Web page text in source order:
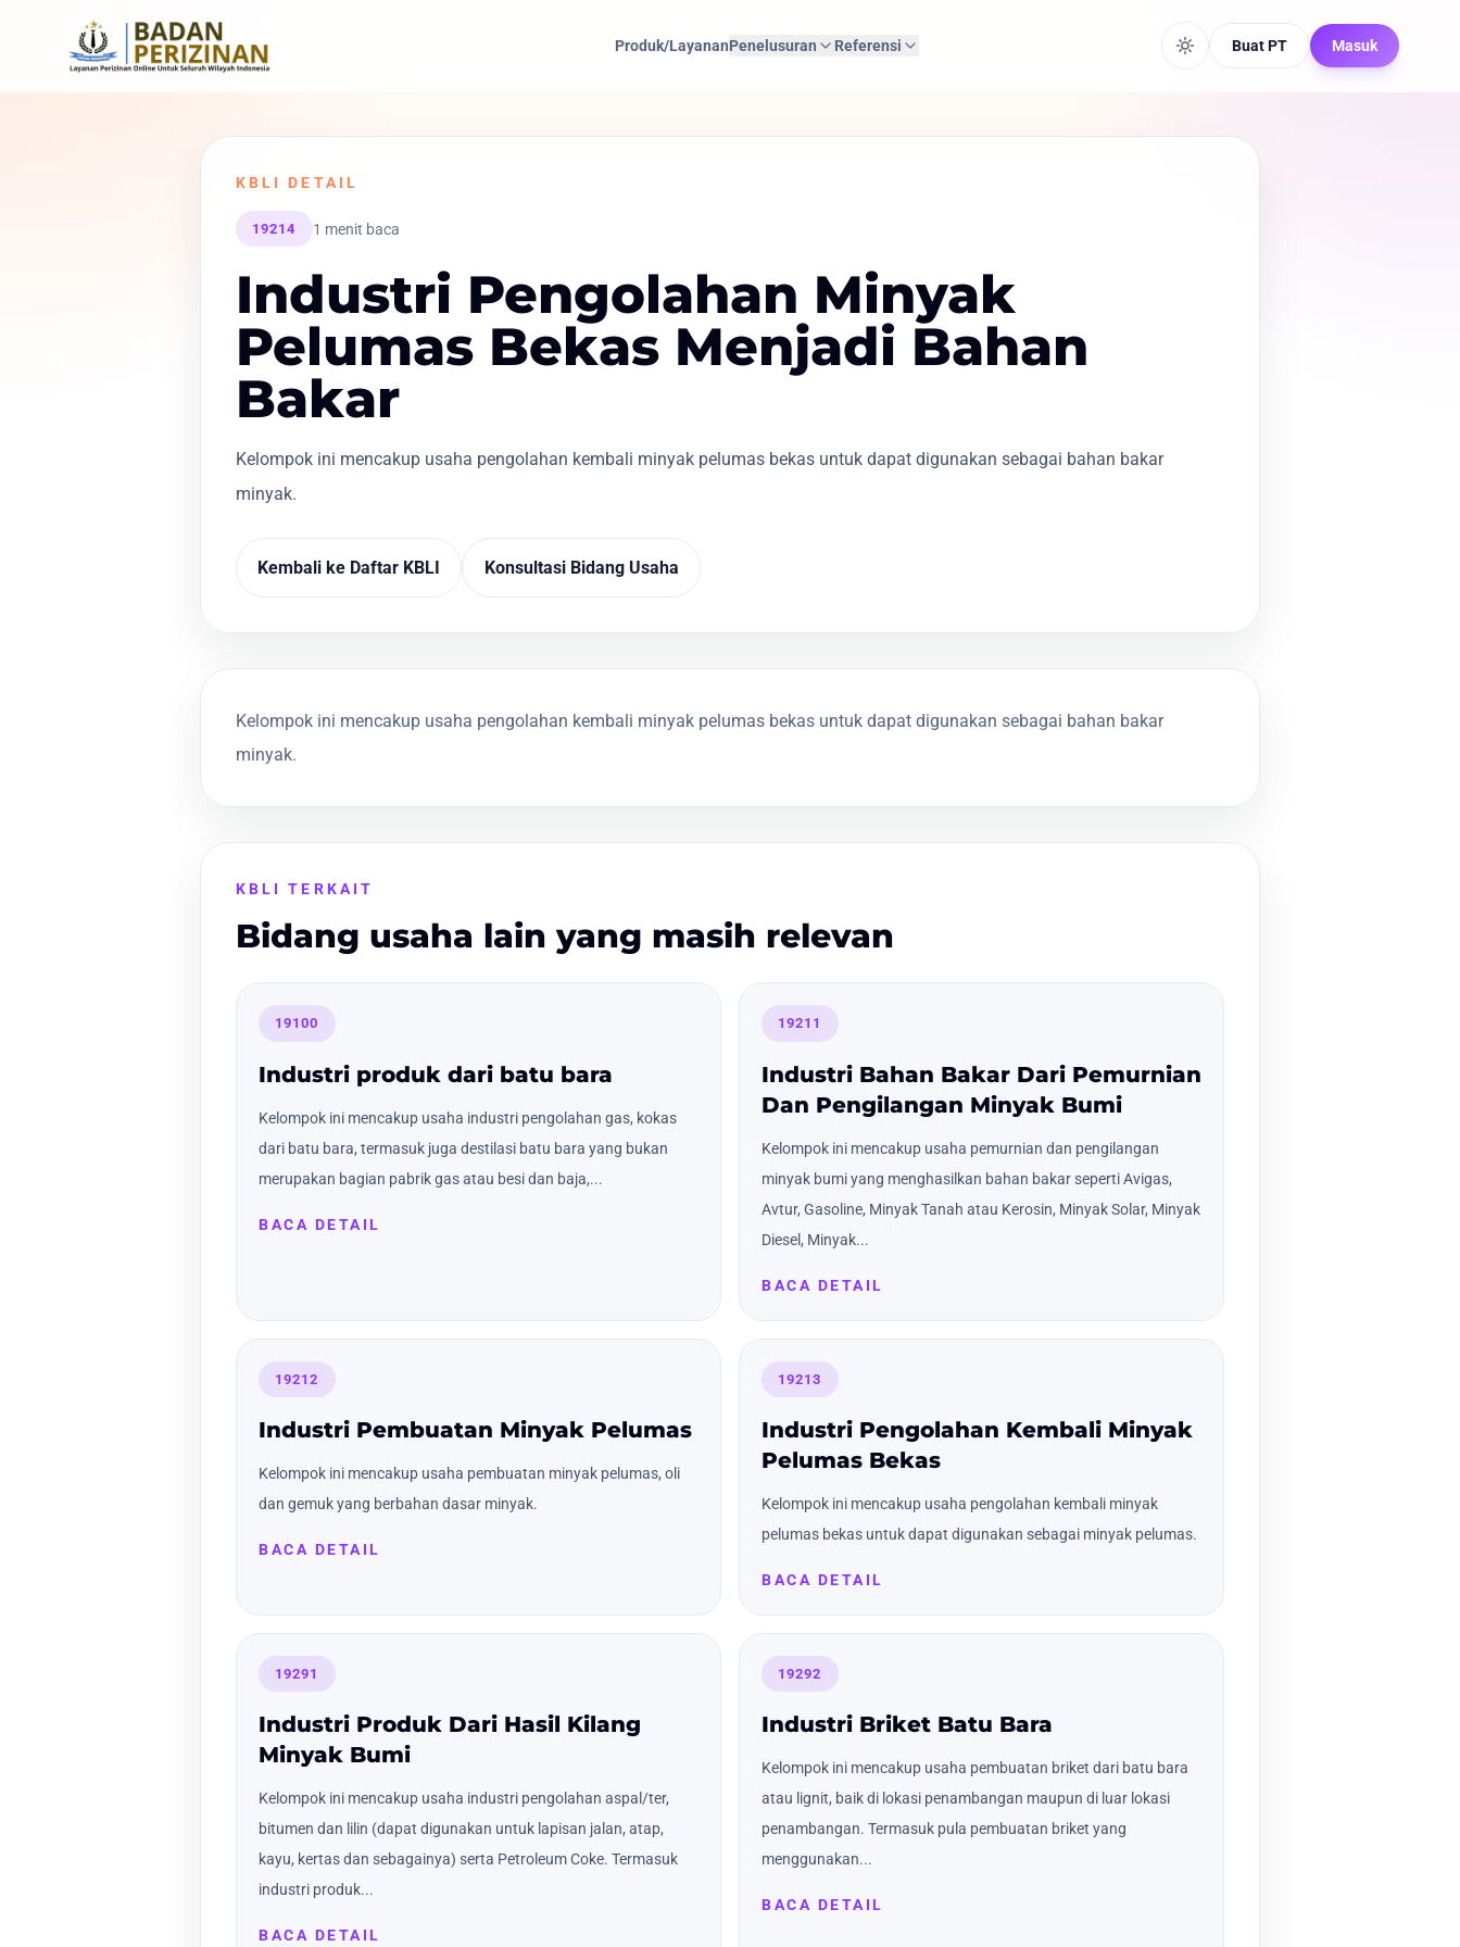
Produk/LayananPenelusuran Referensi Buat PT Masuk
KBLI DETAIL
19214 1 menit baca
Industri Pengolahan Minyak
Pelumas Bekas Menjadi Bahan
Bakar
Kelompok ini mencakup usaha pengolahan kembali minyak pelumas bekas untuk dapat digunakan sebagai bahan bakar
minyak.
Kembali ke Daftar KBLI Konsultasi Bidang Usaha
Kelompok ini mencakup usaha pengolahan kembali minyak pelumas bekas untuk dapat digunakan sebagai bahan bakar
minyak.
KBLI TERKAIT
Bidang usaha lain yang masih relevan
19100
Industri produk dari batu bara
Kelompok ini mencakup usaha industri pengolahan gas, kokas
dari batu bara, termasuk juga destilasi batu bara yang bukan
merupakan bagian pabrik gas atau besi dan baja,...
BACA DETAIL
19211
Industri Bahan Bakar Dari Pemurnian
Dan Pengilangan Minyak Bumi
Kelompok ini mencakup usaha pemurnian dan pengilangan
minyak bumi yang menghasilkan bahan bakar seperti Avigas,
Avtur, Gasoline, Minyak Tanah atau Kerosin, Minyak Solar, Minyak
Diesel, Minyak...
BACA DETAIL
19212
Industri Pembuatan Minyak Pelumas
Kelompok ini mencakup usaha pembuatan minyak pelumas, oli
dan gemuk yang berbahan dasar minyak.
BACA DETAIL
19213
Industri Pengolahan Kembali Minyak
Pelumas Bekas
Kelompok ini mencakup usaha pengolahan kembali minyak
pelumas bekas untuk dapat digunakan sebagai minyak pelumas.
BACA DETAIL
19291
Industri Produk Dari Hasil Kilang
Minyak Bumi
Kelompok ini mencakup usaha industri pengolahan aspal/ter,
bitumen dan lilin (dapat digunakan untuk lapisan jalan, atap,
kayu, kertas dan sebagainya) serta Petroleum Coke. Termasuk
industri produk...
BACA DETAIL
19292
Industri Briket Batu Bara
Kelompok ini mencakup usaha pembuatan briket dari batu bara
atau lignit, baik di lokasi penambangan maupun di luar lokasi
penambangan. Termasuk pula pembuatan briket yang
menggunakan...
BACA DETAIL